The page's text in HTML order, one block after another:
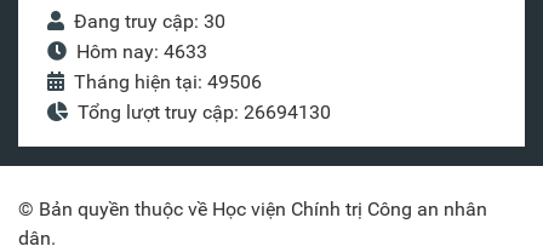
Đang truy cập: 30
Hôm nay: 4633
Tháng hiện tại: 49506
Tổng lượt truy cập: 26694130
© Bản quyền thuộc về Học viện Chính trị Công an nhân
dân.